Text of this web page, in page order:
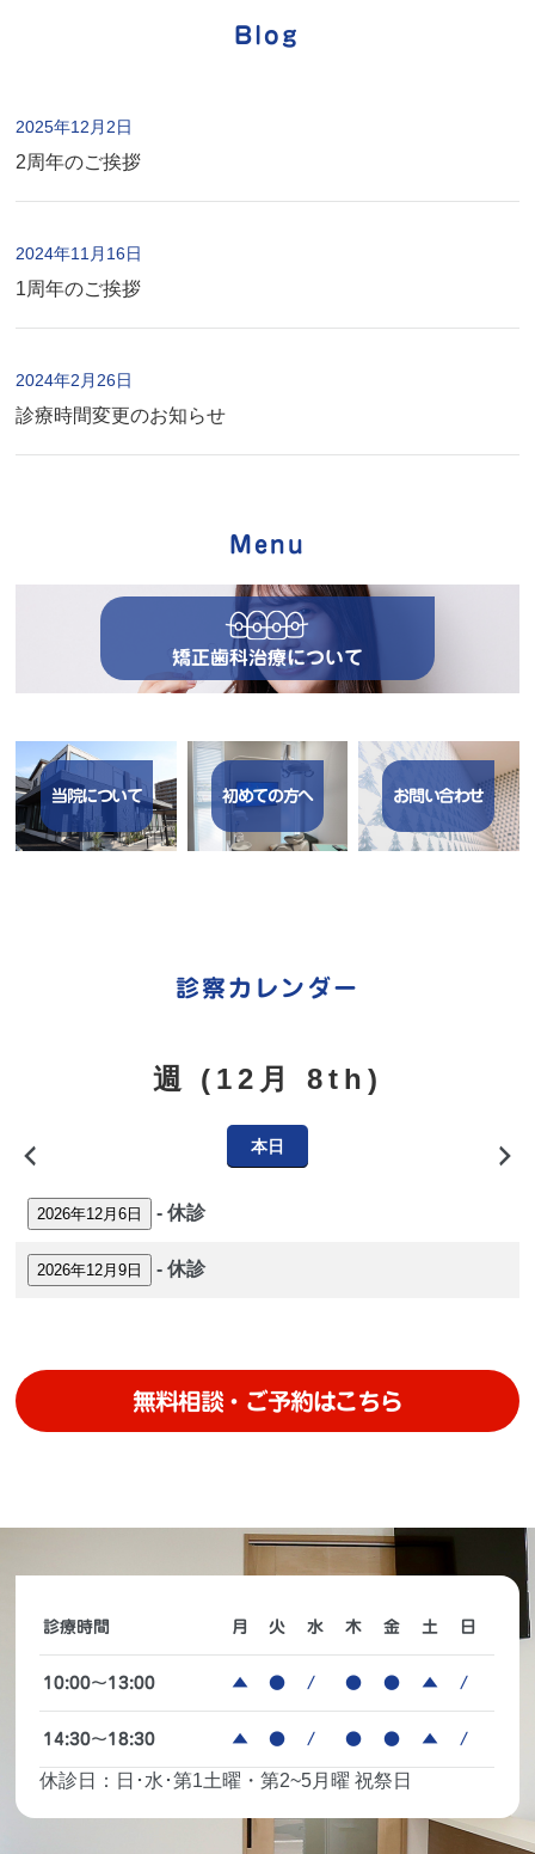
Blog
2025年12月2日
2周年のご挨拶
2024年11月16日
1周年のご挨拶
2024年2月26日
診療時間変更のお知らせ
Menu
矯正歯科治療について
当院について 初めての方へ お問い合わせ
診察カレンダー
週 (12月 8th)
本日
次
2026年12月6日 -休診
2026年12月9日 -休診
無料相談・ご予約はこちら
診療時間 月 火 水 木 金 土 日
10:00～13:00 ▲ ● / ● ● ▲ /
14:30～18:30 ▲ ● / ● ● ▲ /
休診日：日･水･第1土曜・第2~5月曜 祝祭日